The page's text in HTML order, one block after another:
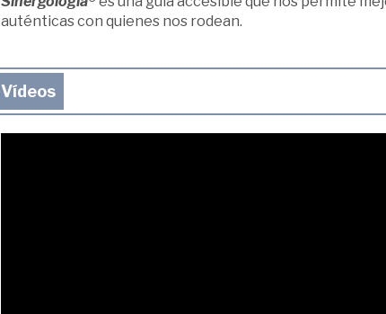
auténticas con quienes nos rodean.
Vídeos